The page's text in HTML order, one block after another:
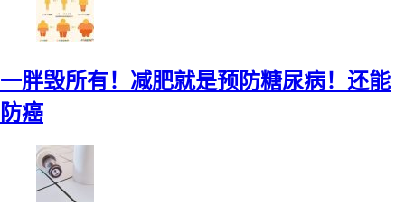
一胖毁所有！减肥就是预防糖尿病！还能
防癌